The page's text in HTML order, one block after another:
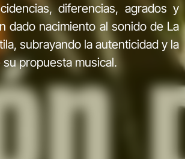
diferencias, agrados y
dado nacimiento al sonido de La
subrayando la autenticidad y la
propuesta musical.